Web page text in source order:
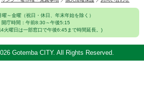
曜～金曜（祝日・休日、年末年始を除く）
開庁時間：午前8:30～午後5:15
4火曜日は一部窓口で午後6:45まで時間延長。)
Gotemba CITY. All Rights Reserved.